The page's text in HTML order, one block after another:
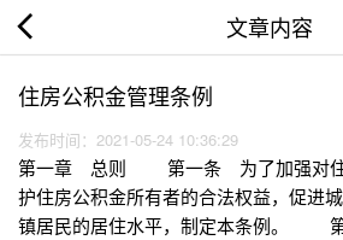
文章内容
住房公积金管理条例
发布时间：2021-05-24 10:36:29
第一章 总则 第一条 为了加强对住
护住房公积金所有者的合法权益，促进
镇居民的居住水平，制定本条例。